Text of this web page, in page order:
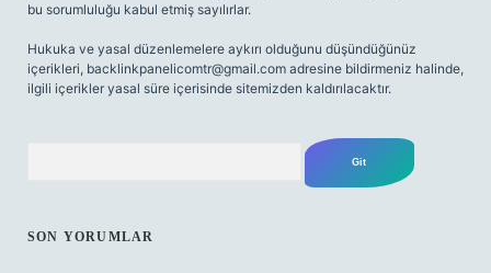
bu sorumluluğu kabul etmiş sayılırlar.
Hukuka ve yasal düzenlemelere aykırı olduğunu düşündüğünüz
içerikleri, backlinkpanelicomtr@gmail.com adresine bildirmeniz halinde,
ilgili içerikler yasal süre içerisinde sitemizden kaldırılacaktır.
SON YORUMLAR